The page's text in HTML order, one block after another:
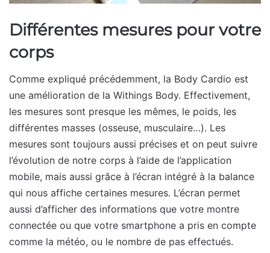
Différentes mesures pour votre
corps
Comme expliqué précédemment, la Body Cardio est
une amélioration de la Withings Body. Effectivement,
les mesures sont presque les mêmes, le poids, les
différentes masses (osseuse, musculaire…). Les
mesures sont toujours aussi précises et on peut suivre
l’évolution de notre corps à l’aide de l’application
mobile, mais aussi grâce à l’écran intégré à la balance
qui nous affiche certaines mesures. L’écran permet
aussi d’afficher des informations que votre montre
connectée ou que votre smartphone a pris en compte
comme la météo, ou le nombre de pas effectués.